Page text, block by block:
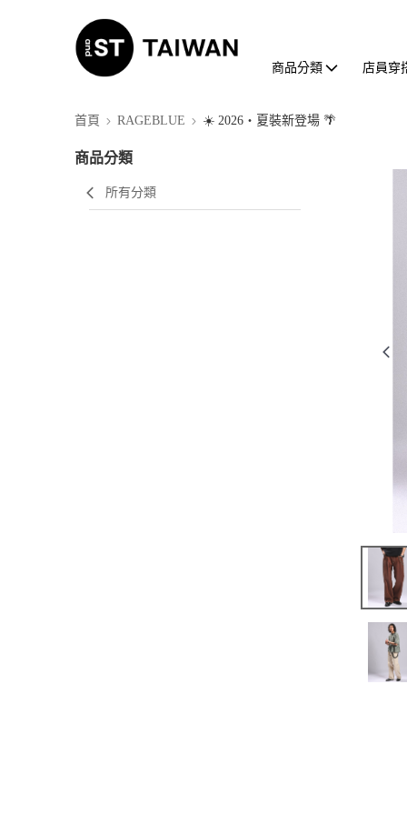
商品分類 店員穿
首頁 RAGEBLUE ☀️ 2026・夏裝新登場 🌴
商品分類
所有分類